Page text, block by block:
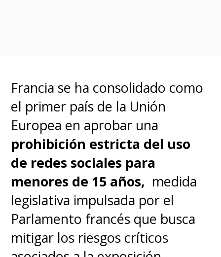
Francia se ha consolidado como
el primer país de la Unión
Europea en aprobar una
prohibición estricta del uso
de redes sociales para
menores de 15 años, medida
legislativa impulsada por el
Parlamento francés que busca
mitigar los riesgos críticos